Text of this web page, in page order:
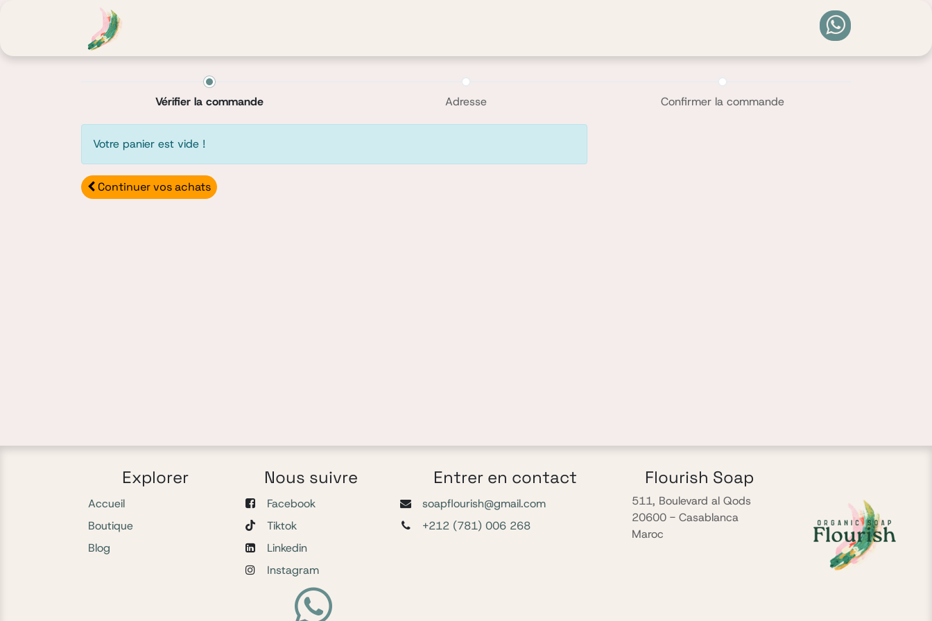
Vérifier la commande Adresse Confirmer la commande
Votre panier est vide !
C​​​​​​​​ontinuervos achats
Explorer
Accueil
Boutique
Blog
Nous suivre
Facebook
Tiktok
Linkedin
Instagram
Entrer en contact
soapflourish@gmail.com
+212 (781) 006 268
Flourish Soap
511, Boulevard al Qods
20600 - Casablanca
Maroc